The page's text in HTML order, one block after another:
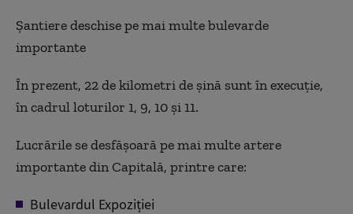
Șantiere deschise pe mai multe bulevarde
importante
În prezent, 22 de kilometri de șină sunt în execuție,
în cadrul loturilor 1, 9, 10 și 11.
Lucrările se desfășoară pe mai multe artere
importante din Capitală, printre care:
Bulevardul Expoziției